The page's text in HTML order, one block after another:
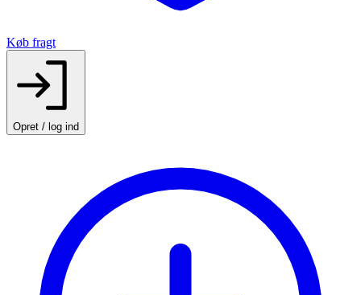
Køb fragt
Opret / log ind